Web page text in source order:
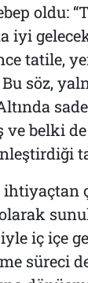
oldu:
iyi
tatile,
söz,
ve belki
iç içe
süreci